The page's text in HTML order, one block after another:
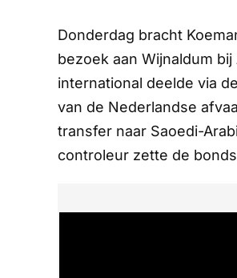
Donderdag bracht
bezoek aan Wijnaldum
international deelde via
van de Nederlandse
transfer naar Saoedi-
controleur zette de